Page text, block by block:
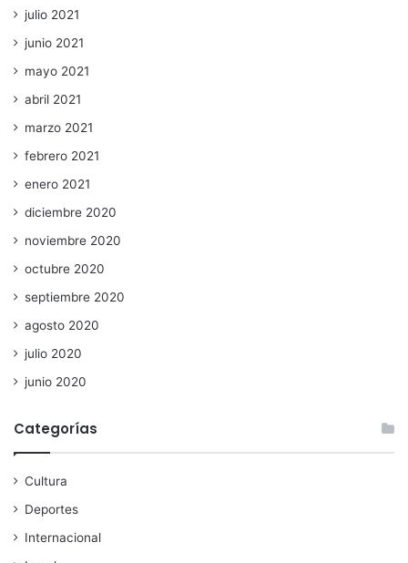
julio 2021
junio 2021
mayo 2021
abril 2021
marzo 2021
febrero 2021
enero 2021
diciembre 2020
noviembre 2020
octubre 2020
septiembre 2020
agosto 2020
julio 2020
junio 2020
Categorías
Cultura
Deportes
Internacional